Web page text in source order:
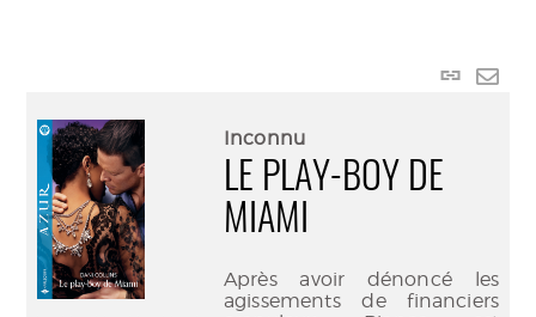
Lien
Inconnu
LE PLAY-BOY DE
MIAMI
Après avoir dénoncé les
agissements de financiers